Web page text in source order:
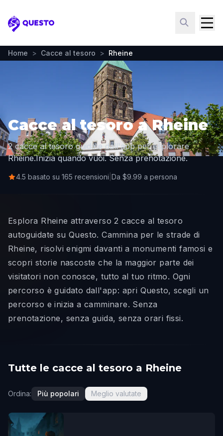
Questo
Home > Cacce al tesoro > Rheine
Cacce al tesoro a Rheine
2 cacce al tesoro guidate dall'app per esplorare
Rheine.Inizia quando vuoi. Senza prenotazione.
4.5 basato su 165 recensioni Da $9.99 a persona
Esplora Rheine attraverso 2 cacce al tesoro
autoguidate su Questo. Cammina per le strade di
Rheine, risolvi enigmi davanti a monumenti famosi e
scopri storie nascoste che la maggior parte dei
visitatori non conosce, tutto al tuo ritmo. Ogni
percorso è guidato dall'app: apri Questo, scegli un
percorso e inizia a camminare. Senza
prenotazione, senza guida, senza orari fissi.
Tutte le cacce al tesoro a Rheine
Ordina: Più popolari Meglio valutate